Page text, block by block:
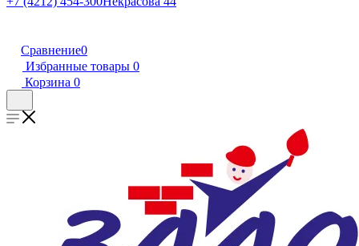
Сравнение0
Избранные товары 0
Корзина 0